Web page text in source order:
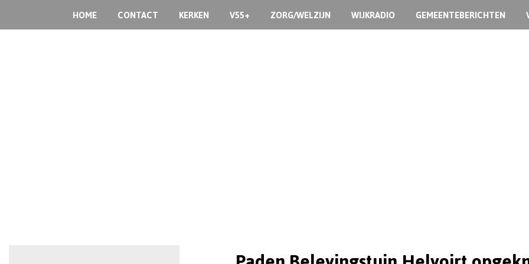
HOME CONTACT KERKEN V55+ ZORG/WELZIJN WIJKRADIO GEMEENTEBERICHTEN